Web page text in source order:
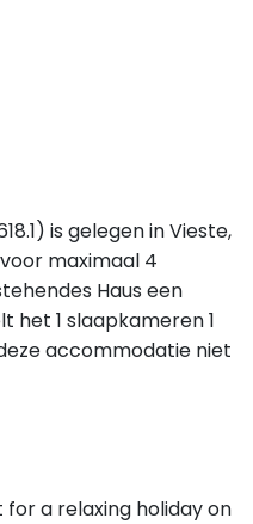
is gelegen in Vieste,
maximaal 4
Haus een
het 1 slaapkameren 1
accommodatie niet
a relaxing holiday on